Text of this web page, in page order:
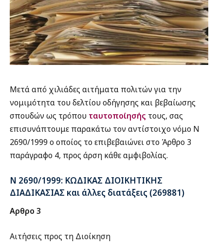
Μετά από χιλιάδες αιτήματα πολιτών για την
νομιμότητα του δελτίου οδήγησης και βεβαίωσης
σπουδών ως τρόπου ταυτοποίησής τους, σας
επισυνάπτουμε παρακάτω τον αντίστοιχο νόμο Ν
2690/1999 ο οποίος το επιβεβαιώνει στο Άρθρο 3
παράγραφο 4, προς άρση κάθε αμφιβολίας.
Ν 2690/1999: ΚΩΔΙΚΑΣ ΔΙΟΙΚΗΤΙΚΗΣ
ΔΙΑΔΙΚΑΣΙΑΣ και άλλες διατάξεις (269881)
Αρθρο 3
Αιτήσεις προς τη Διοίκηση